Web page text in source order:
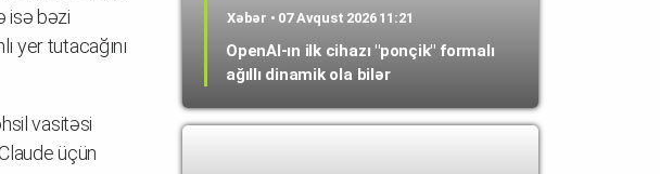
isə bəzi
yer tutacağını
vasitəsi
üçün
Xəbər • 07 Avqust 2026 11:21
OpenAI-ın ilk cihazı "ponçik" formalı
ağıllı dinamik ola bilər